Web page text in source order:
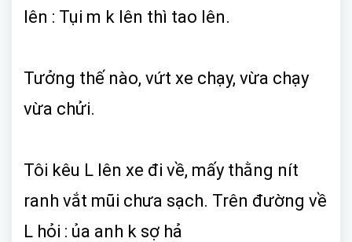
lên : Tụi m k lên thì tao lên.
Tưởng thế nào, vứt xe chạy, vừa chạy
vừa chửi.
Tôi kêu L lên xe đi về, mấy thằng nít
ranh vắt mũi chưa sạch. Trên đường về
L hỏi : ủa anh k sợ hả